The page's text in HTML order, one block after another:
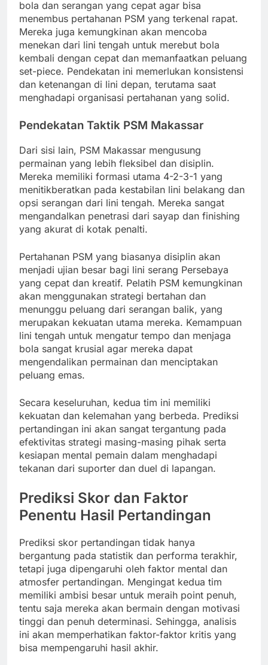
bola dan serangan yang cepat agar bisa
menembus pertahanan PSM yang terkenal rapat.
Mereka juga kemungkinan akan mencoba
menekan dari lini tengah untuk merebut bola
kembali dengan cepat dan memanfaatkan peluang
set-piece. Pendekatan ini memerlukan konsistensi
dan ketenangan di lini depan, terutama saat
menghadapi organisasi pertahanan yang solid.
Pendekatan Taktik PSM Makassar
Dari sisi lain, PSM Makassar mengusung
permainan yang lebih fleksibel dan disiplin.
Mereka memiliki formasi utama 4-2-3-1 yang
menitikberatkan pada kestabilan lini belakang dan
opsi serangan dari lini tengah. Mereka sangat
mengandalkan penetrasi dari sayap dan finishing
yang akurat di kotak penalti.
Pertahanan PSM yang biasanya disiplin akan
menjadi ujian besar bagi lini serang Persebaya
yang cepat dan kreatif. Pelatih PSM kemungkinan
akan menggunakan strategi bertahan dan
menunggu peluang dari serangan balik, yang
merupakan kekuatan utama mereka. Kemampuan
lini tengah untuk mengatur tempo dan menjaga
bola sangat krusial agar mereka dapat
mengendalikan permainan dan menciptakan
peluang emas.
Secara keseluruhan, kedua tim ini memiliki
kekuatan dan kelemahan yang berbeda. Prediksi
pertandingan ini akan sangat tergantung pada
efektivitas strategi masing-masing pihak serta
kesiapan mental pemain dalam menghadapi
tekanan dari suporter dan duel di lapangan.
Prediksi Skor dan Faktor
Penentu Hasil Pertandingan
Prediksi skor pertandingan tidak hanya
bergantung pada statistik dan performa terakhir,
tetapi juga dipengaruhi oleh faktor mental dan
atmosfer pertandingan. Mengingat kedua tim
memiliki ambisi besar untuk meraih point penuh,
tentu saja mereka akan bermain dengan motivasi
tinggi dan penuh determinasi. Sehingga, analisis
ini akan memperhatikan faktor-faktor kritis yang
bisa mempengaruhi hasil akhir.